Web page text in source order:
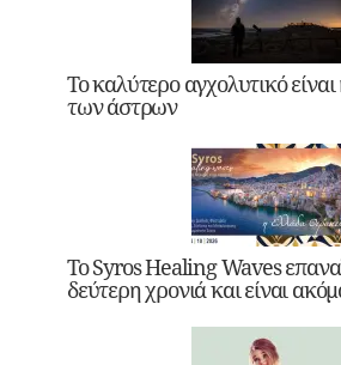
Το καλύτερο αγχολυτικό
των άστρων
Το Syros Healing Waves
δεύτερη χρονιά και είναι